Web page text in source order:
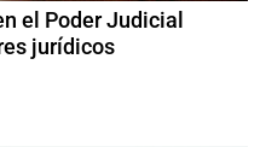
el Poder Judicial
jurídicos